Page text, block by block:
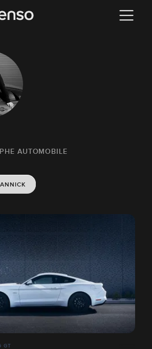
PRINCIPAL
PAGE
AUTOMOBILE
GT